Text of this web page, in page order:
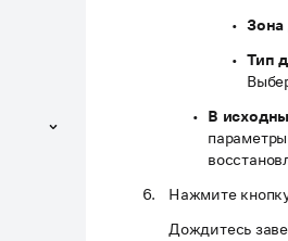
Зона
Тип
В
Нажмите
Дождитесь